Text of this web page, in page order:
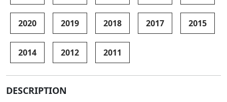
2020 2019 2018 2017 2015
2014 2012 2011
DESCRIPTION